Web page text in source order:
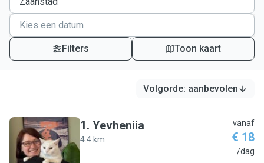
Filters Toon kaart
Volgorde: aanbevolen
Y
1. Yevheniia
4.4 km
vanaf
€ 18
/dag